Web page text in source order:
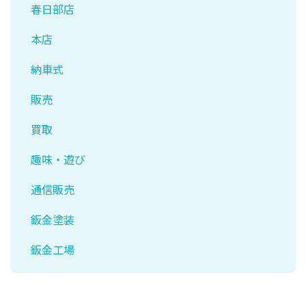
春日部店
本店
納車式
販売
買取
趣味・遊び
通信販売
鈑金塗装
鈑金工場